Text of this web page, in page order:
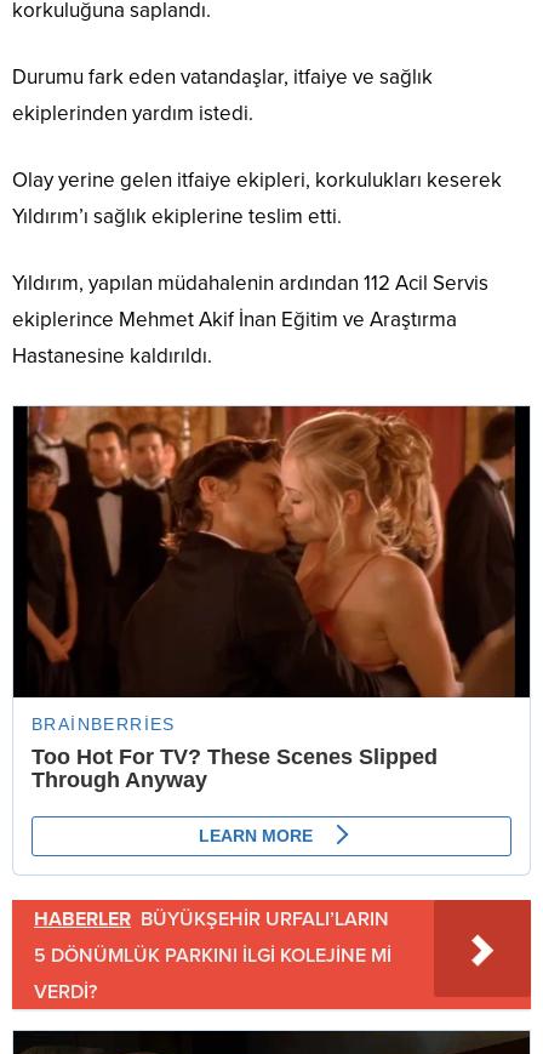
korkuluğuna saplandı.
Durumu fark eden vatandaşlar, itfaiye ve sağlık
ekiplerinden yardım istedi.
Olay yerine gelen itfaiye ekipleri, korkulukları keserek
Yıldırım’ı sağlık ekiplerine teslim etti.
Yıldırım, yapılan müdahalenin ardından 112 Acil Servis
ekiplerince Mehmet Akif İnan Eğitim ve Araştırma
Hastanesine kaldırıldı.
HABERLER BÜYÜKŞEHİR URFALI’LARIN
5 DÖNÜMLÜK PARKINI İLGİ KOLEJİNE Mİ
VERDİ?